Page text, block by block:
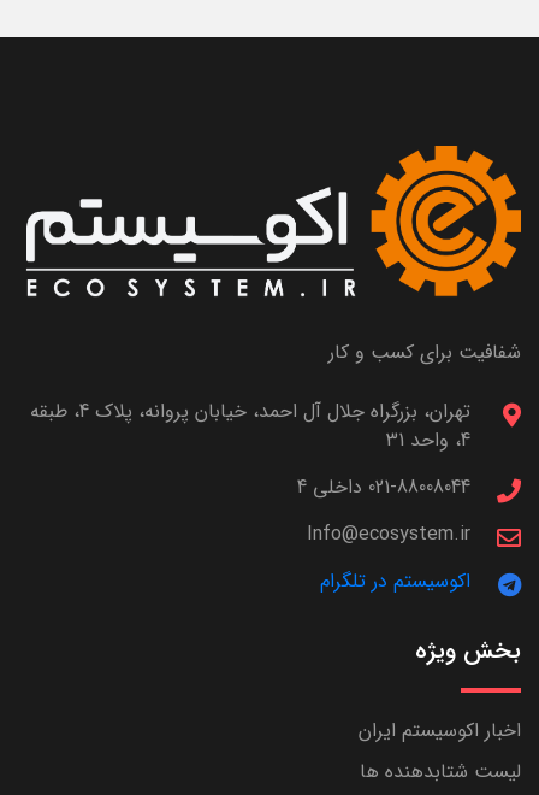
شفافیت برای کسب و کار
تهران، بزرگراه جلال آل احمد، خیابان پروانه، پلاک 4، طبقه
4، واحد 31
021-88008044 داخلی 4
Info@ecosystem.ir
اکوسیستم در تلگرام
بخش ویژه
اخبار اکوسیستم ایران
لیست شتابدهنده ها